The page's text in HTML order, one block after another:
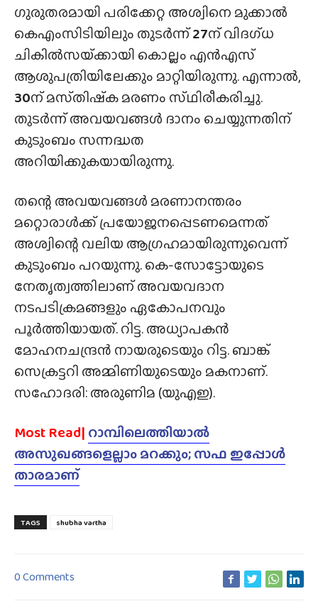
ഗുരുതരമായി പരിക്കേറ്റ അശ്വിനെ മുക്കാൽ
കെഎംസിടിയിലും തുടർന്ന്27ന് വിദഗ്‌ധ
ചികിൽസയ്‌ക്കായി കൊല്ലം എൻഎസ്
ആശുപത്രിയിലേക്കും മാറ്റിയിരുന്നു. എന്നാൽ,
30ന് മസ്‌തിഷ്‌ക മരണം സ്‌ഥിരീകരിച്ചു.
തുടർന്ന് അവയവങ്ങൾ ദാനം ചെയ്യുന്നതിന്
കുടുംബം സന്നദ്ധത
അറിയിക്കുകയായിരുന്നു.
തന്റെ അവയവങ്ങൾ മരണാനന്തരം
മറ്റൊരാൾക്ക് പ്രയോജനപ്പെടണമെന്നത്
അശ്വിന്റെ വലിയ ആഗ്രഹമായിരുന്നുവെന്ന്
കുടുംബം പറയുന്നു. കെ-സോട്ടോയുടെ
നേതൃത്വത്തിലാണ് അവയവദാന
നടപടിക്രമങ്ങളും ഏകോപനവും
പൂർത്തിയായത്. റിട്ട. അധ്യാപകൻ
മോഹനചന്ദ്രൻ നായരുടെയും റിട്ട. ബാങ്ക്
സെക്രട്ടറി അമ്മിണിയുടെയും മകനാണ്.
സഹോദരി: അരുണിമ (യുഎഇ).
Most Read| റാമ്പിലെത്തിയാൽ
അസുഖങ്ങളെല്ലാം മറക്കും; സഫ ഇപ്പോൾ
താരമാണ്
TAGS shubha vartha
0 Comments